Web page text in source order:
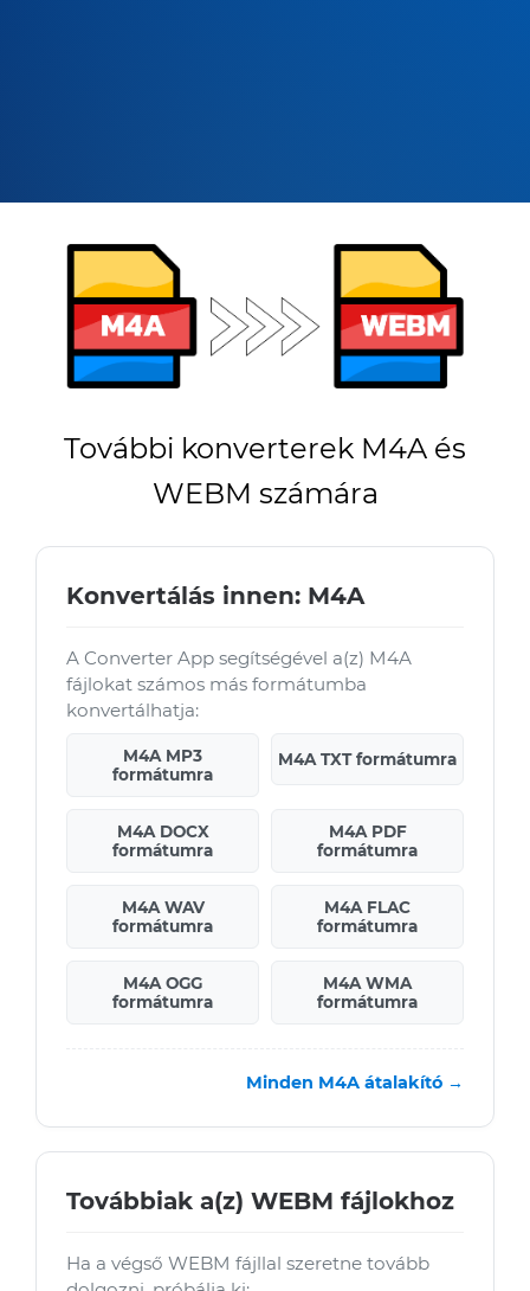
További konverterek M4A és
WEBM számára
Konvertálás innen: M4A
A Converter App segítségével a(z) M4A
fájlokat számos más formátumba
konvertálhatja:
M4A MP3
formátumra
M4A TXT formátumra
M4A DOCX
formátumra
M4A PDF
formátumra
M4A WAV
formátumra
M4A FLAC
formátumra
M4A OGG
formátumra
M4A WMA
formátumra
Minden M4A átalakító →
Továbbiak a(z) WEBM fájlokhoz
Ha a végső WEBM fájllal szeretne tovább